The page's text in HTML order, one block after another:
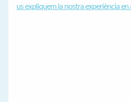
us expliquem la nostra experiència en